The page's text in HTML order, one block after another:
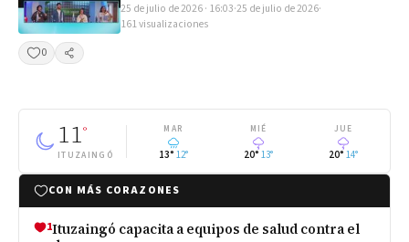
25 de julio de 2026 · 16:03·25 de julio de 2026·
161 visualizaciones
0
Compartir
11°
ITUZAINGÓ
MAR
13° 12°
MIÉ
20° 13°
JUE
20° 14°
CON MÁS CORAZONES
1Ituzaingó capacita a equipos de salud contra el